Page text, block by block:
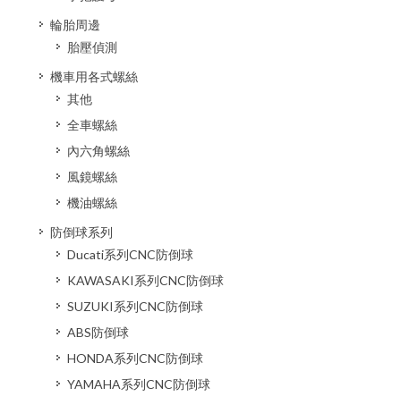
輪胎周邊
胎壓偵測
機車用各式螺絲
其他
全車螺絲
內六角螺絲
風鏡螺絲
機油螺絲
防倒球系列
Ducati系列CNC防倒球
KAWASAKI系列CNC防倒球
SUZUKI系列CNC防倒球
ABS防倒球
HONDA系列CNC防倒球
YAMAHA系列CNC防倒球